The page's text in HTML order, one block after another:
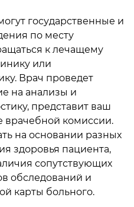
государственные и
по месту
к лечащему
или
Врач проведет
на анализы и
представит ваш
врачебной комиссии.
на основании разных
здоровья пациента,
сопутствующих
обследований и
карты больного.